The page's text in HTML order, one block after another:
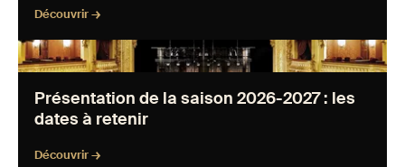
Découvrir →
Présentation de la saison 2026-2027 : les dates à
retenir " loading="lazy" />
Présentation de la saison 2026-2027 : les
dates à retenir
Découvrir →